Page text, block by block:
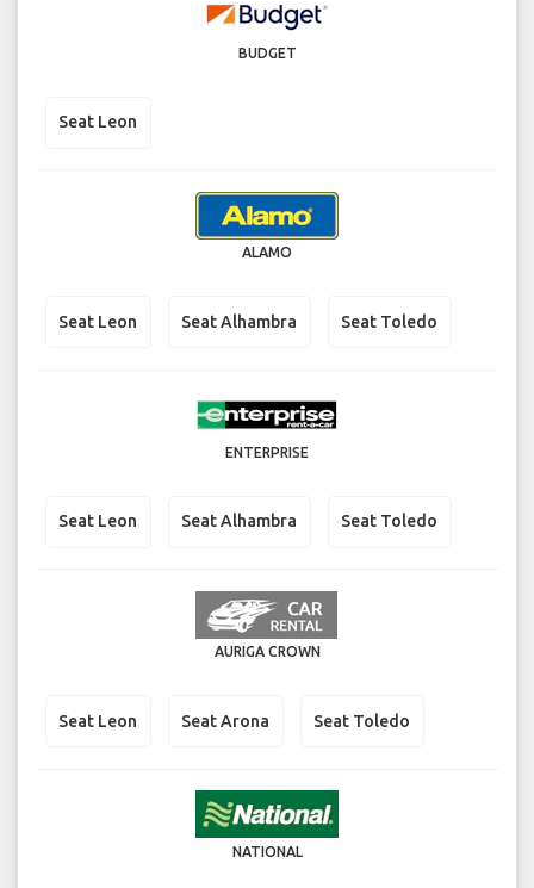
BUDGET
Seat Leon
ALAMO
Seat Leon Seat Alhambra Seat Toledo
ENTERPRISE
Seat Leon Seat Alhambra Seat Toledo
AURIGA CROWN
Seat Leon Seat Arona Seat Toledo
NATIONAL